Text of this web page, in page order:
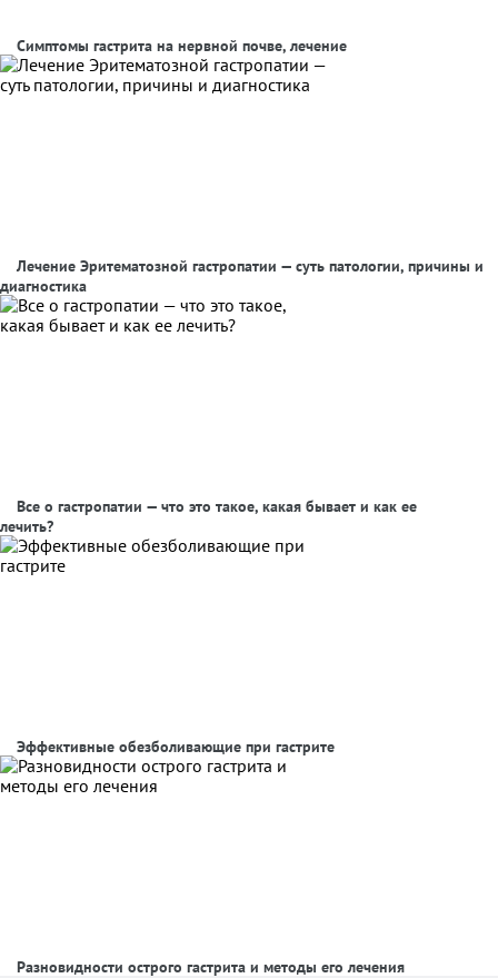
Симптомы гастрита на нервной почве, лечение
Лечение Эритематозной гастропатии — суть патологии, причины и
диагностика
Все о гастропатии — что это такое, какая бывает и как ее
лечить?
Эффективные обезболивающие при гастрите
Разновидности острого гастрита и методы его лечения